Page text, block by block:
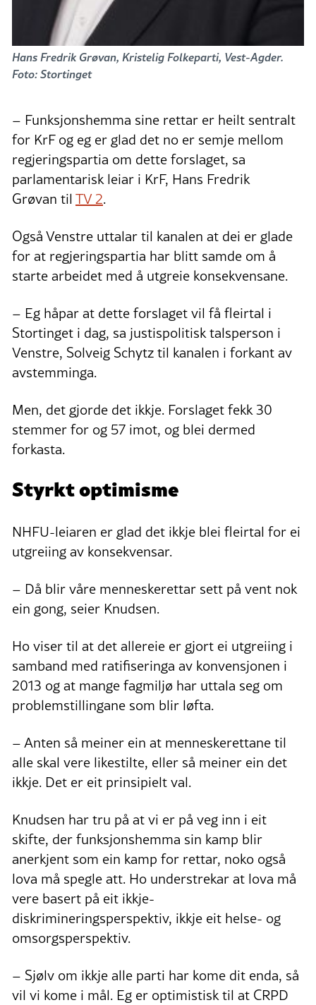
Hans Fredrik Grøvan, Kristelig Folkeparti, Vest-Agder.
Foto: Stortinget
– Funksjonshemma sine rettar er heilt sentralt
for KrF og eg er glad det no er semje mellom
regjeringspartia om dette forslaget, sa
parlamentarisk leiar i KrF, Hans Fredrik
Grøvan tilTV 2.
Også Venstre uttalar til kanalen at dei er glade
for at regjeringspartia har blitt samde om å
starte arbeidet med å utgreie konsekvensane.
– Eg håpar at dette forslaget vil få fleirtal i
Stortinget i dag, sa justispolitisk talsperson i
Venstre, Solveig Schytz til kanalen i forkant av
avstemminga.
Men, det gjorde det ikkje. Forslaget fekk 30
stemmer for og 57 imot, og blei dermed
forkasta.
Styrkt optimisme
NHFU-leiaren er glad det ikkje blei fleirtal for ei
utgreiing av konsekvensar.
– Då blir våre menneskerettar sett på vent nok
ein gong, seier Knudsen.
Ho viser til at det allereie er gjort ei utgreiing i
samband med ratifiseringa av konvensjonen i
2013 og at mange fagmiljø har uttala seg om
problemstillingane som blir løfta.
– Anten så meiner ein at menneskerettane til
alle skal vere likestilte, eller så meiner ein det
ikkje. Det er eit prinsipielt val.
Knudsen har tru på at vi er på veg inn i eit
skifte, der funksjonshemma sin kamp blir
anerkjent som ein kamp for rettar, noko også
lova må spegle att. Ho understrekar at lova må
vere basert på eit ikkje-
diskrimineringsperspektiv, ikkje eit helse- og
omsorgsperspektiv.
– Sjølv om ikkje alle parti har kome dit enda, så
vil vi kome i mål. Eg er optimistisk til at CRPD